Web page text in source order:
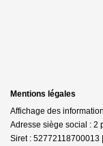
Mentions légales
Affichage des
Adresse siège social : 2
Siret : 52772118700013